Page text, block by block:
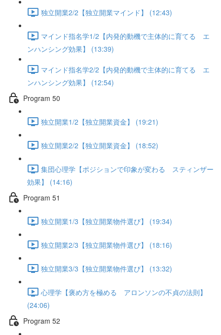
独立開業2/2【独立開業マインド】 (12:43)
マインド指名学1/2【内発的動機で主体的に育てる エ
ンハンシング効果】 (13:39)
マインド指名学2/2【内発的動機で主体的に育てる エ
ンハンシング効果】 (12:54)
Program 50
独立開業1/2【独立開業資金】 (19:21)
独立開業2/2【独立開業資金】 (18:52)
集団心理学【ポジションで印象が変わる スティンザー
効果】 (14:16)
Program 51
独立開業1/3【独立開業物件選び】 (19:34)
独立開業2/3【独立開業物件選び】 (18:16)
独立開業3/3【独立開業物件選び】 (13:32)
心理学【褒め方を極める アロンソンの不貞の法則】
(24:06)
Program 52